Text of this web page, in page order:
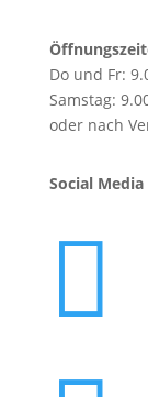
Do und Fr:
Samstag:
oder nach
Social Media
